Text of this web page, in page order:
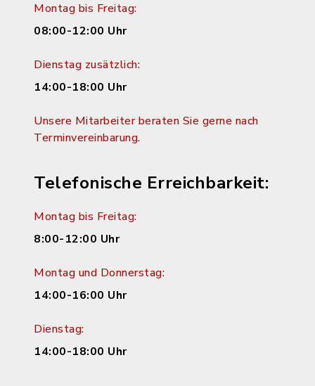
Montag bis Freitag:
08:00-12:00 Uhr
Dienstag zusätzlich:
14:00-18:00 Uhr
Unsere Mitarbeiter beraten Sie gerne nach
Terminvereinbarung.
Telefonische Erreichbarkeit:
Montag bis Freitag:
8:00-12:00 Uhr
Montag und Donnerstag:
14:00-16:00 Uhr
Dienstag:
14:00-18:00 Uhr